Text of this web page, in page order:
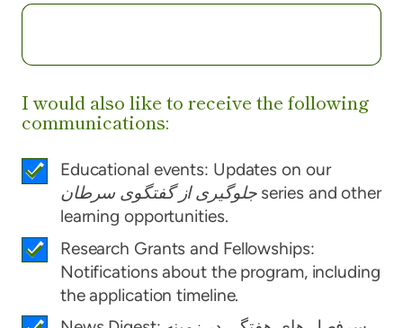
I would also like to receive the following
communications:
Educational events: Updates on our
جلوگیری از گفتگوی سرطانseries and other
learning opportunities.
Research Grants and Fellowships:
Notifications about the program, including
the application timeline.